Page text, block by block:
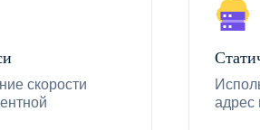
скорости
адрес